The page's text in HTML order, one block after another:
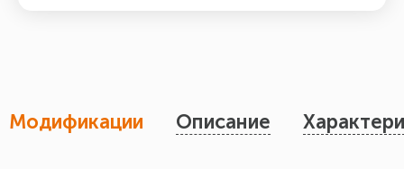
Модификации Описание